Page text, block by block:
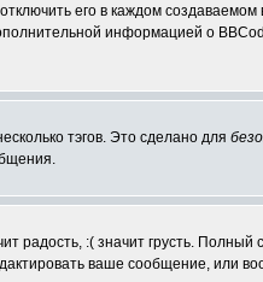
его в каждом
информацией о
тэгов. Это сделано для
радость, :( значит грусть.
ваше сообщение, или